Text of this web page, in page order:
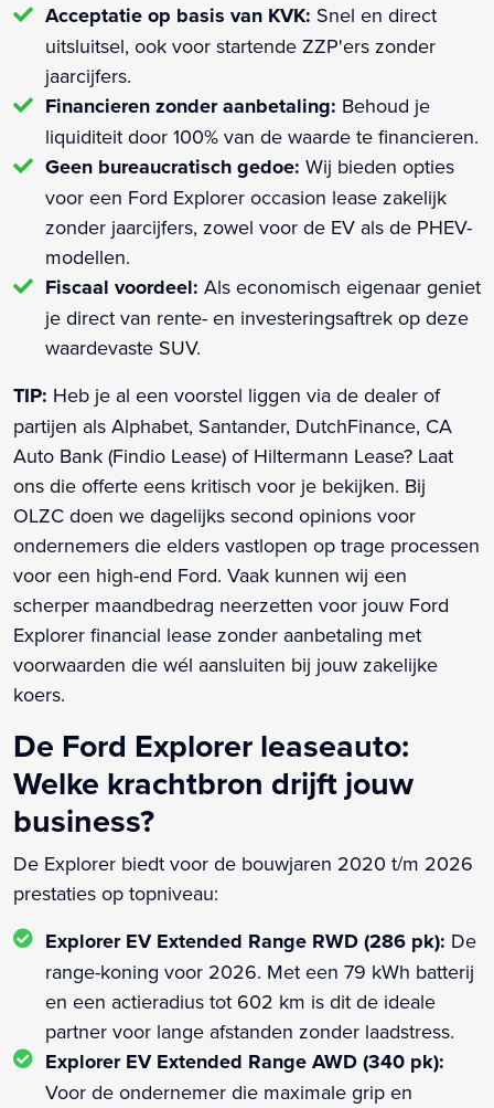
Acceptatie op basis van KVK: Snel en direct
uitsluitsel, ook voor startende ZZP'ers zonder
jaarcijfers.
Financieren zonder aanbetaling: Behoud je
liquiditeit door 100% van de waarde te financieren.
Geen bureaucratisch gedoe: Wij bieden opties
voor een Ford Explorer occasion lease zakelijk
zonder jaarcijfers, zowel voor de EV als de PHEV-
modellen.
Fiscaal voordeel: Als economisch eigenaar geniet
je direct van rente- en investeringsaftrek op deze
waardevaste SUV.
TIP: Heb je al een voorstel liggen via de dealer of
partijen als Alphabet, Santander, DutchFinance, CA
Auto Bank (Findio Lease) of Hiltermann Lease? Laat
ons die offerte eens kritisch voor je bekijken. Bij
OLZC doen we dagelijks second opinions voor
ondernemers die elders vastlopen op trage processen
voor een high-end Ford. Vaak kunnen wij een
scherper maandbedrag neerzetten voor jouw Ford
Explorer financial lease zonder aanbetaling met
voorwaarden die wél aansluiten bij jouw zakelijke
koers.
De Ford Explorer leaseauto:
Welke krachtbron drijft jouw
business?
De Explorer biedt voor de bouwjaren 2020 t/m 2026
prestaties op topniveau:
Explorer EV Extended Range RWD (286 pk): De
range-koning voor 2026. Met een 79 kWh batterij
en een actieradius tot 602 km is dit de ideale
partner voor lange afstanden zonder laadstress.
Explorer EV Extended Range AWD (340 pk):
Voor de ondernemer die maximale grip en